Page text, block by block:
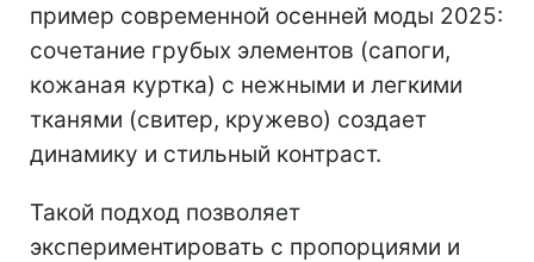
пример современной осенней моды 2025:
сочетание грубых элементов (сапоги,
кожаная куртка) с нежными и легкими
тканями (свитер, кружево) создает
динамику и стильный контраст.
Такой подход позволяет
экспериментировать с пропорциями и